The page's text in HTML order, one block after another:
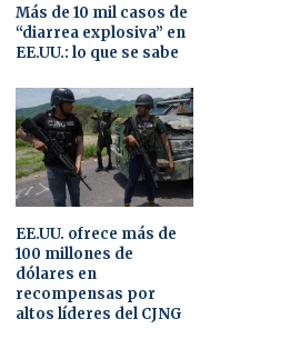
Más de 10 mil casos de
“diarrea explosiva” en
EE.UU.: lo que se sabe
EE.UU. ofrece más de
100 millones de
dólares en
recompensas por
altos líderes del CJNG